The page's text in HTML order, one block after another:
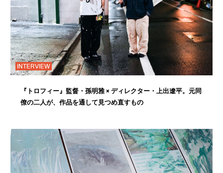
INTERVIEW
『トロフィー』監督・孫明雅 × ディレクター・上出遼平。元同
僚の二人が、作品を通して見つめ直すもの